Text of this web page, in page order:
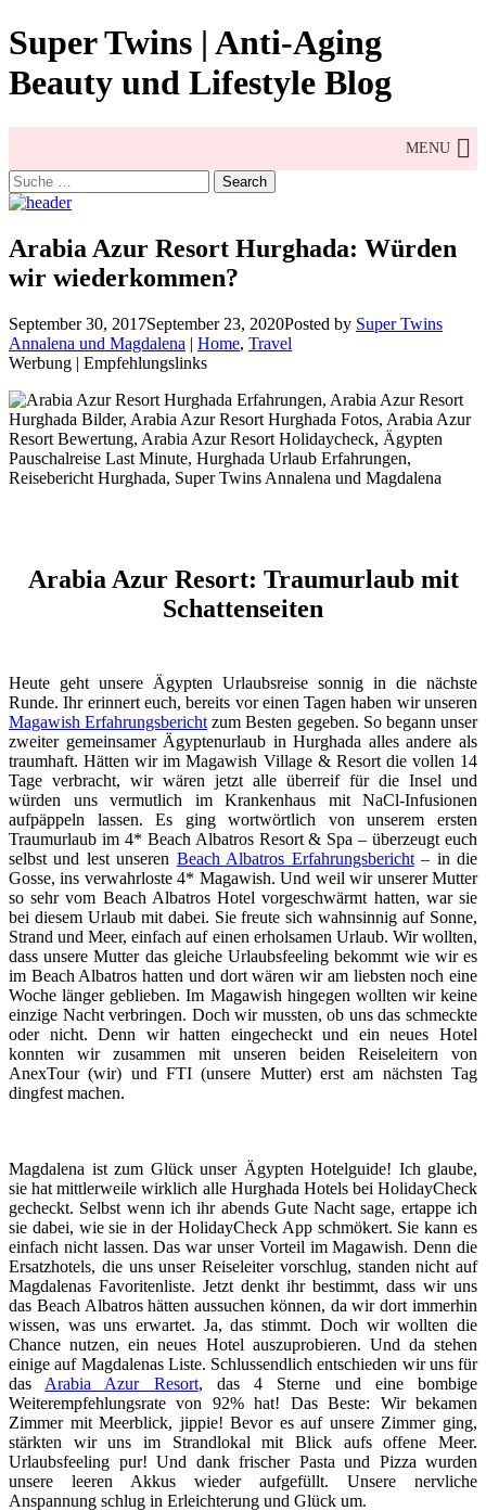
Skip
to
content
Super Twins | Anti-Aging
Beauty und Lifestyle Blog
MENU
Search
for:
Arabia Azur Resort Hurghada: Würden
wir wiederkommen?
September 30, 2017September 23, 2020Posted by Super Twins
Annalena und Magdalena | Home, Travel
Werbung | Empfehlungslinks
Arabia Azur Resort: Traumurlaub mit
Schattenseiten
Heute geht unsere Ägypten Urlaubsreise sonnig in die nächste
Runde. Ihr erinnert euch, bereits vor einen Tagen haben wir unseren
Magawish Erfahrungsbericht zum Besten gegeben. So begann unser
zweiter gemeinsamer Ägyptenurlaub in Hurghada alles andere als
traumhaft. Hätten wir im Magawish Village & Resort die vollen 14
Tage verbracht, wir wären jetzt alle überreif für die Insel und
würden uns vermutlich im Krankenhaus mit NaCl-Infusionen
aufpäppeln lassen. Es ging wortwörtlich von unserem ersten
Traumurlaub im 4* Beach Albatros Resort & Spa – überzeugt euch
selbst und lest unseren Beach Albatros Erfahrungsbericht– in die
Gosse, ins verwahrloste 4* Magawish. Und weil wir unserer Mutter
so sehr vom Beach Albatros Hotel vorgeschwärmt hatten, war sie
bei diesem Urlaub mit dabei. Sie freute sich wahnsinnig auf Sonne,
Strand und Meer, einfach auf einen erholsamen Urlaub. Wir wollten,
dass unsere Mutter das gleiche Urlaubsfeeling bekommt wie wir es
im Beach Albatros hatten und dort wären wir am liebsten noch eine
Woche länger geblieben. Im Magawish hingegen wollten wir keine
einzige Nacht verbringen. Doch wir mussten, ob uns das schmeckte
oder nicht. Denn wir hatten eingecheckt und ein neues Hotel
konnten wir zusammen mit unseren beiden Reiseleitern von
AnexTour (wir) und FTI (unsere Mutter) erst am nächsten Tag
dingfest machen.
Magdalena ist zum Glück unser Ägypten Hotelguide! Ich glaube,
sie hat mittlerweile wirklich alle Hurghada Hotels bei HolidayCheck
gecheckt. Selbst wenn ich ihr abends Gute Nacht sage, ertappe ich
sie dabei, wie sie in der HolidayCheck App schmökert. Sie kann es
einfach nicht lassen. Das war unser Vorteil im Magawish. Denn die
Ersatzhotels, die uns unser Reiseleiter vorschlug, standen nicht auf
Magdalenas Favoritenliste. Jetzt denkt ihr bestimmt, dass wir uns
das Beach Albatros hätten aussuchen können, da wir dort immerhin
wissen, was uns erwartet. Ja, das stimmt. Doch wir wollten die
Chance nutzen, ein neues Hotel auszuprobieren. Und da stehen
einige auf Magdalenas Liste. Schlussendlich entschieden wir uns für
das Arabia Azur Resort, das 4 Sterne und eine bombige
Weiterempfehlungsrate von 92% hat! Das Beste: Wir bekamen
Zimmer mit Meerblick, jippie! Bevor es auf unsere Zimmer ging,
stärkten wir uns im Strandlokal mit Blick aufs offene Meer.
Urlaubsfeeling pur! Und dank frischer Pasta und Pizza wurden
unsere leeren Akkus wieder aufgefüllt. Unsere nervliche
Anspannung schlug in Erleichterung und Glück um.